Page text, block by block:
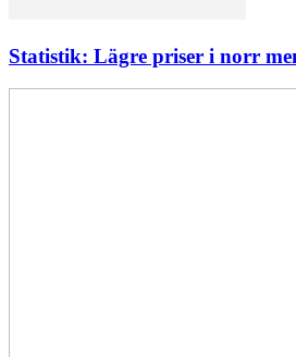
Statistik: Lägre priser i norr